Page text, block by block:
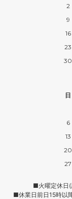
2
9
16
23
30
日
6
13
20
27
■火曜定休日(
■休業日前日15時以